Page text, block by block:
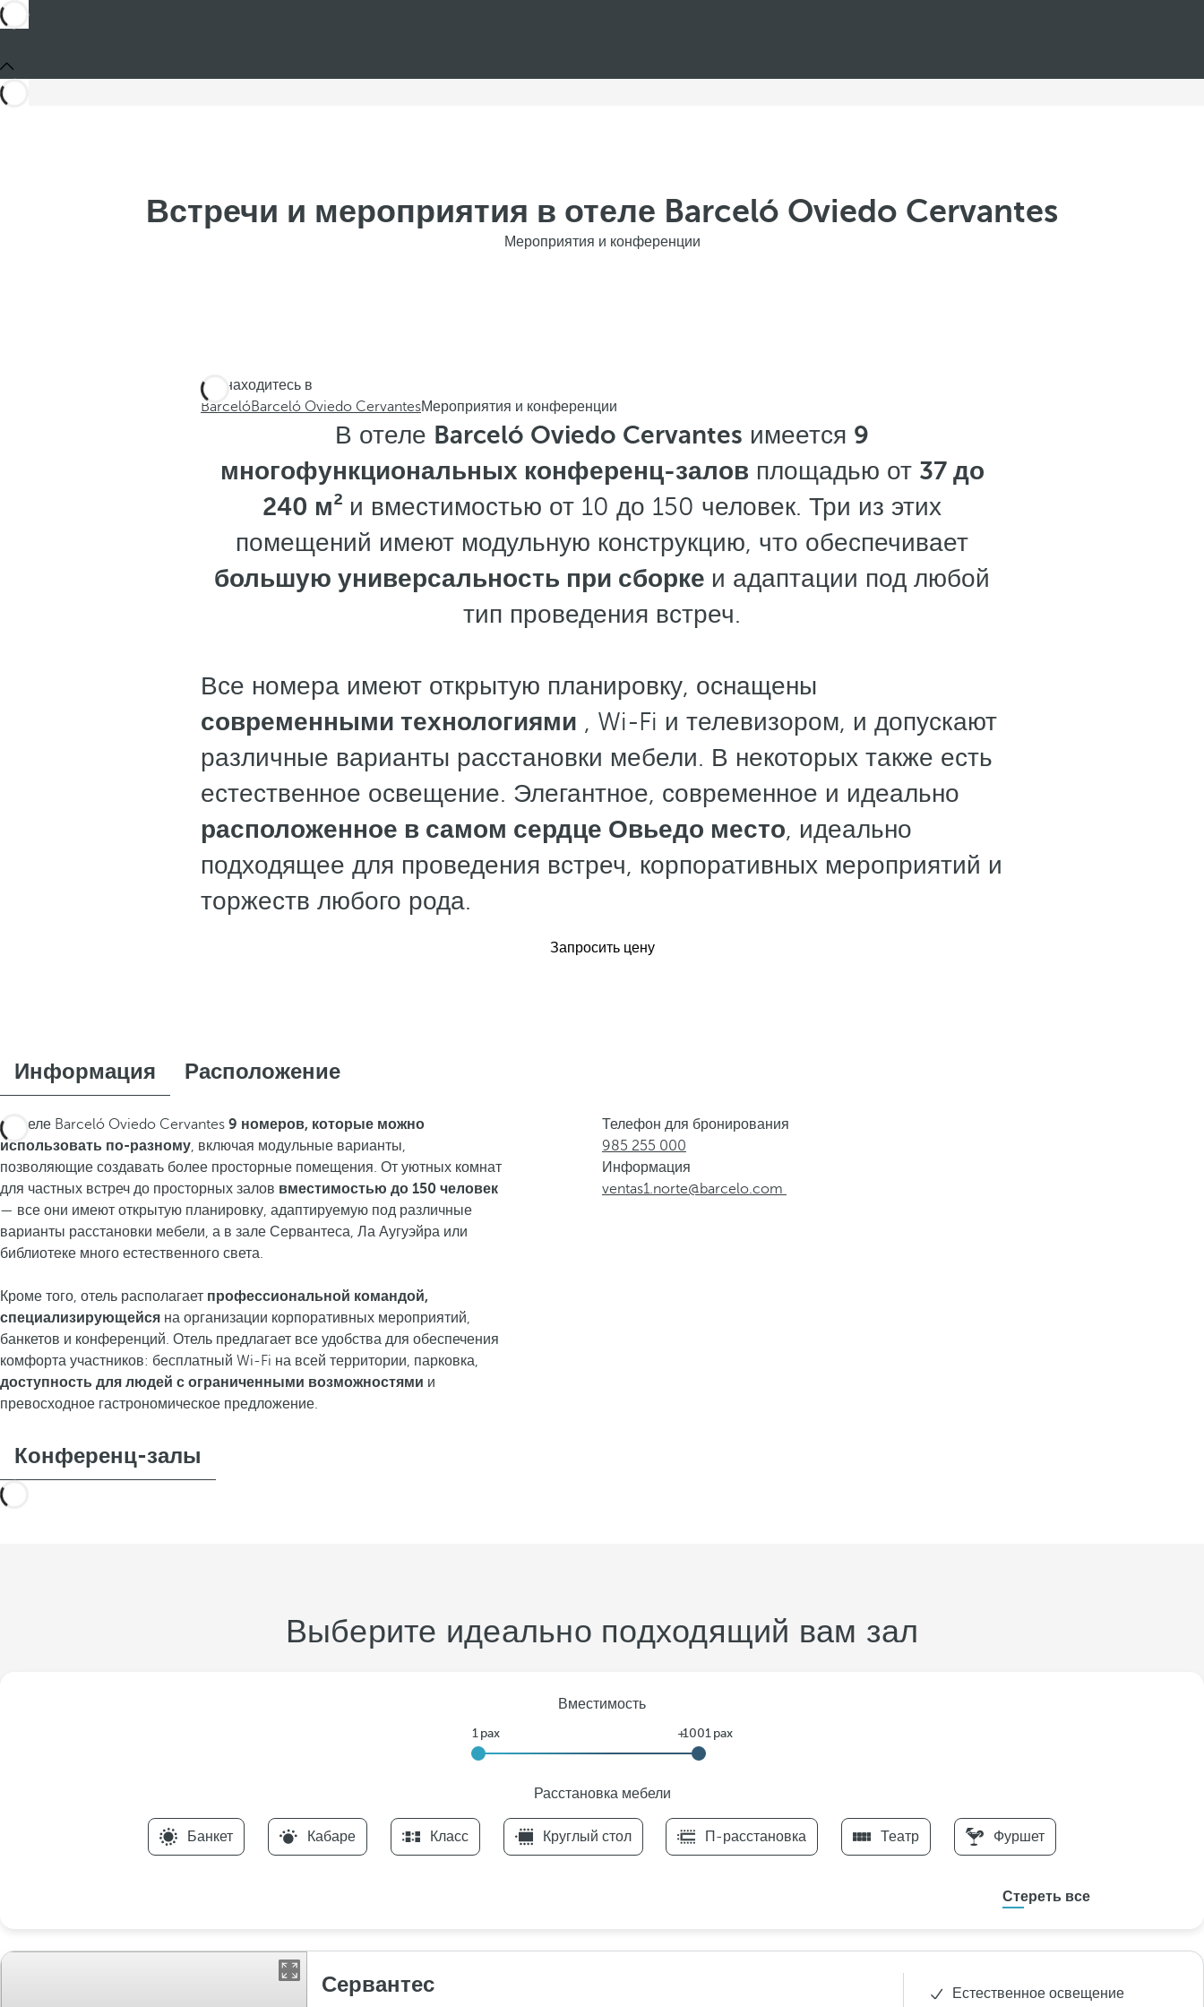
Встречи и мероприятия в отеле Barceló Oviedo Cervantes
Мероприятия и конференции
Вы находитесь в
BarcelóBarceló Oviedo CervantesМероприятия и конференции
В отеле Barceló Oviedo Cervantes имеется 9
многофункциональных конференц-залов площадью от 37 до
240 м² и вместимостью от 10 до 150 человек. Три из этих
помещений имеют модульную конструкцию, что обеспечивает
большую универсальность при сборке и адаптации под любой
тип проведения встреч.
Все номера имеют открытую планировку, оснащены
современными технологиями , Wi-Fi и телевизором, и допускают
различные варианты расстановки мебели. В некоторых также есть
естественное освещение. Элегантное, современное и идеально
расположенное в самом сердце Овьедо место, идеально
подходящее для проведения встреч, корпоративных мероприятий и
торжеств любого рода.
Запросить цену
Информация Расположение
В отеле Barceló Oviedo Cervantes 9 номеров, которые можно
использовать по-разному, включая модульные варианты,
позволяющие создавать более просторные помещения. От уютных комнат
для частных встреч до просторных залов вместимостью до 150 человек
— все они имеют открытую планировку, адаптируемую под различные
варианты расстановки мебели, а в зале Сервантеса, Ла Аугуэйра или
библиотеке много естественного света.
Кроме того, отель располагает профессиональной командой,
специализирующейся на организации корпоративных мероприятий,
банкетов и конференций. Отель предлагает все удобства для обеспечения
комфорта участников: бесплатный Wi-Fi на всей территории, парковка,
доступность для людей с ограниченными возможностями и
превосходное гастрономическое предложение.
Телефон для бронирования
985 255 000
Информация
ventas1.norte@barcelo.com
Конференц-залы
Выберите идеально подходящий вам зал
Вместимость
Расстановка мебели
s
Банкет Кабаре Класс Круглый стол П-расстановка Театр Фуршет
Стереть все
Сервантес
Естественное освещение